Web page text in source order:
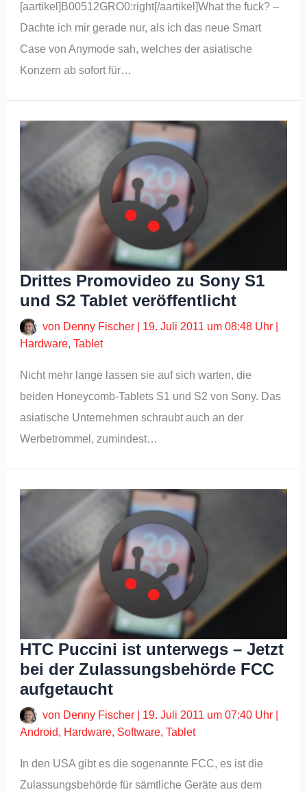
[aartikel]B00512GRO0:right[/aartikel]What the fuck? –
Dachte ich mir gerade nur, als ich das neue Smart
Case von Anymode sah, welches der asiatische
Konzern ab sofort für…
Drittes Promovideo zu Sony S1
und S2 Tablet veröffentlicht
von Denny Fischer 19. Juli 2011 um 08:48 Uhr
Hardware,Tablet
Nicht mehr lange lassen sie auf sich warten, die
beiden Honeycomb-Tablets S1 und S2 von Sony. Das
asiatische Unternehmen schraubt auch an der
Werbetrommel, zumindest…
HTC Puccini ist unterwegs – Jetzt
bei der Zulassungsbehörde FCC
aufgetaucht
von Denny Fischer 19. Juli 2011 um 07:40 Uhr
Android, Hardware, Software,Tablet
In den USA gibt es die sogenannte FCC, es ist die
Zulassungsbehörde für sämtliche Geräte aus dem